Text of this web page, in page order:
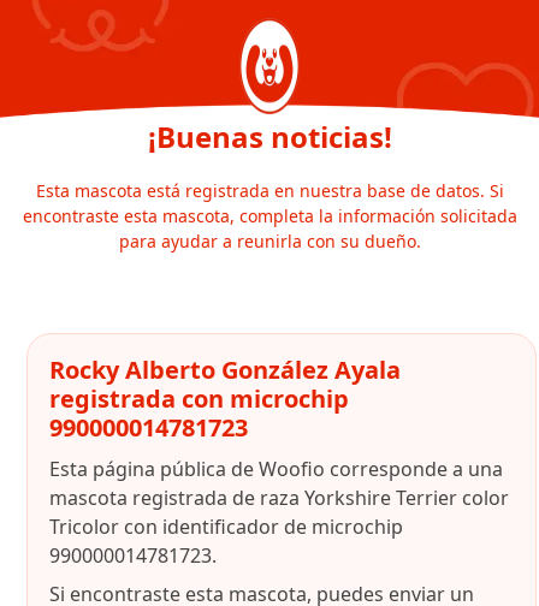
¡Buenas noticias!
Esta mascota está registrada en nuestra base de datos. Si
encontraste esta mascota, completa la información solicitada
para ayudar a reunirla con su dueño.
Rocky Alberto González Ayala
registrada con microchip
990000014781723
Esta página pública de Woofio corresponde a una
mascota registrada de raza Yorkshire Terrier color
Tricolor con identificador de microchip
990000014781723.
Si encontraste esta mascota, puedes enviar un